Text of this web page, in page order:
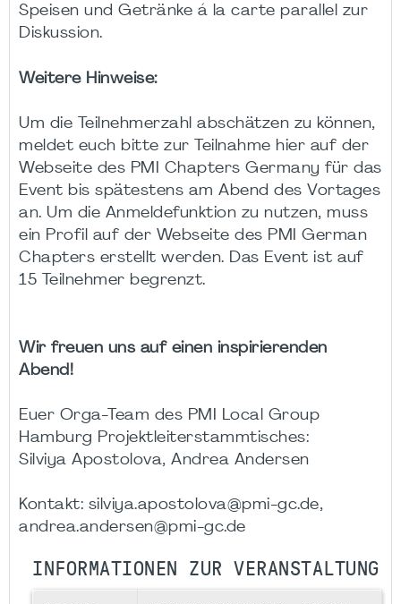
Speisen und Getränke á la carte parallel zur
Diskussion.
Weitere Hinweise:
Um die Teilnehmerzahl abschätzen zu können,
meldet euch bitte zur Teilnahme hier auf der
Webseite des PMI Chapters Germany für das
Event bis spätestens am Abend des Vortages
an. Um die Anmeldefunktion zu nutzen, muss
ein Profil auf der Webseite des PMI German
Chapters erstellt werden. Das Event ist auf
15 Teilnehmer begrenzt.
Wir freuen uns auf einen inspirierenden
Abend!
Euer Orga-Team des PMI Local Group
Hamburg Projektleiterstammtisches:
Silviya Apostolova, Andrea Andersen
Kontakt: silviya.apostolova@pmi-gc.de,
andrea.andersen@pmi-gc.de
INFORMATIONEN ZUR VERANSTALTUNG